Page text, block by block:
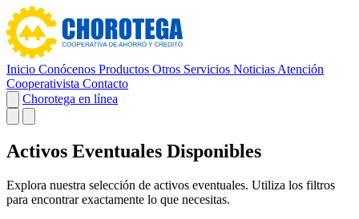
Inicio Conócenos Productos Otros Servicios Noticias Atención
Cooperativista Contacto
Chorotega en línea
Activos Eventuales Disponibles
Explora nuestra selección de activos eventuales. Utiliza los filtros
para encontrar exactamente lo que necesitas.